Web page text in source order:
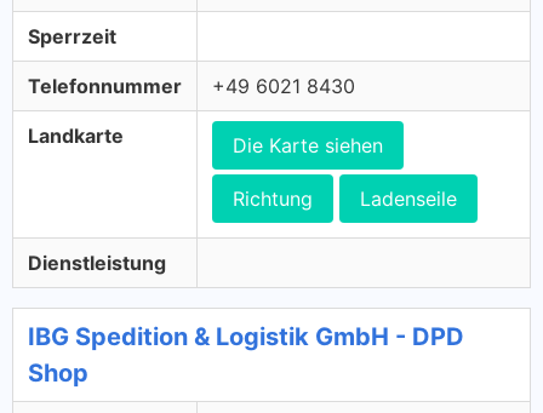
Sperrzeit
Telefonnummer +49 6021 8430
Landkarte Die Karte siehen
Richtung Ladenseile
Dienstleistung
IBG Spedition & Logistik GmbH - DPD
Shop